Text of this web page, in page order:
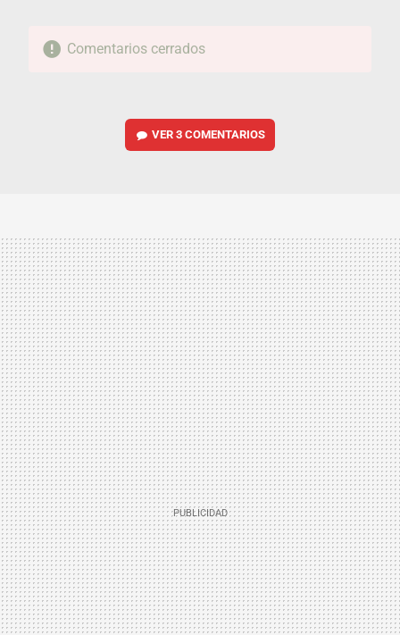
Comentarios cerrados
VER3 COMENTARIOS